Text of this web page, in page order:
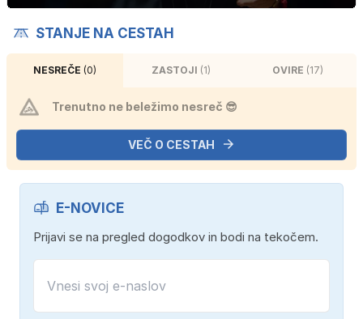
STANJE NA CESTAH
NESREČE (0) ZASTOJI (1) OVIRE (17)
Trenutno ne beležimo nesreč 😎
VEČ O CESTAH
E-NOVICE
Prijavi se na pregled dogodkov in bodi na tekočem.